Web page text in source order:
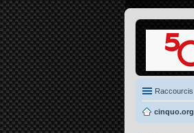
Raccourcis
cinquo.org